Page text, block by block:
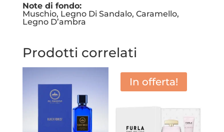
Note di fondo:
Muschio, Legno Di Sandalo, Caramello,
Legno D’ambra
Prodotti correlati
In offerta!